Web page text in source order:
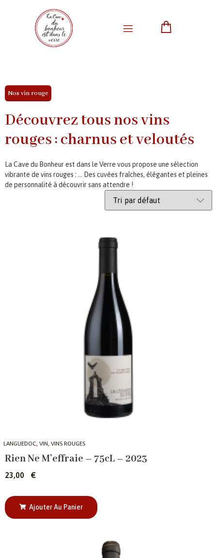
Nos vin rouge
Découvrez tous nos vins
rouges : charnus et veloutés
La Cave du Bonheur est dans le Verre vous propose une sélection
vibrante de vins rouges : … Des cuvées fraîches, élégantes et pleines
de personnalité à découvrir sans attendre !
LANGUEDOC, VIN, VINS ROUGES
Rien Ne M’effraie – 75cL – 2023
23,00 €
Ajouter Au Panier